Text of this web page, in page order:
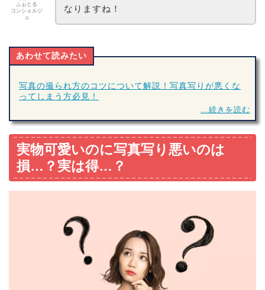
ふぉとる
コンシェルジ
ュ
なりますね！
あわせて読みたい
写真の撮られ方のコツについて解説！写真写りが悪くな
ってしまう方必見！
…続きを読む
実物可愛いのに写真写り悪いのは
損…？実は得…？